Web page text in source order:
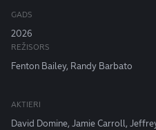
GADS
2026
REŽISORS
Fenton Bailey, Randy Barbato
AKTIERI
David Domine, Jamie Carroll,